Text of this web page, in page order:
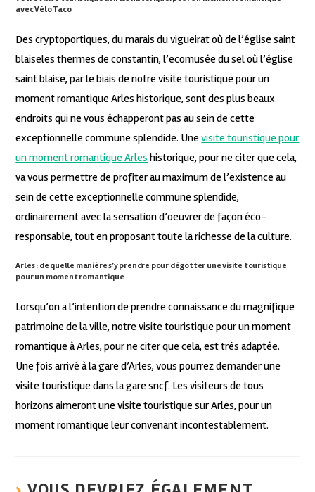
avec Vélo Taco
Des cryptoportiques, du marais du vigueirat où de l’église saint
blaiseles thermes de constantin, l’ecomusée du sel où l’église
saint blaise, par le biais de notre visite touristique pour un
moment romantique Arles historique, sont des plus beaux
endroits qui ne vous échapperont pas au sein de cette
exceptionnelle commune splendide. Unevisite touristique pour
un moment romantique Arles historique, pour ne citer que cela,
va vous permettre de profiter au maximum de l’existence au
sein de cette exceptionnelle commune splendide,
ordinairement avec la sensation d’oeuvrer de façon éco-
responsable, tout en proposant toute la richesse de la culture.
Arles : de quelle manière s’y prendre pour dégotter une visite touristique
pour un moment romantique
Lorsqu’on a l’intention de prendre connaissance du magnifique
patrimoine de la ville, notre visite touristique pour un moment
romantique à Arles, pour ne citer que cela, est très adaptée.
Une fois arrivé à la gare d’Arles, vous pourrez demander une
visite touristique dans la gare sncf. Les visiteurs de tous
horizons aimeront une visite touristique sur Arles, pour un
moment romantique leur convenant incontestablement.